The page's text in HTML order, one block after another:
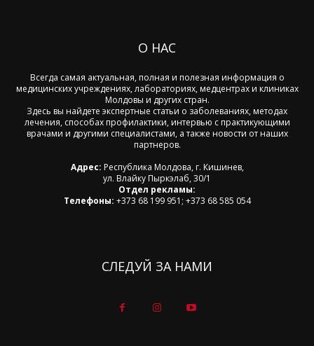
О НАС
Всегда самая актуальная, полная и полезная информация о
медицинских учреждениях, лабораториях, медцентрах и клиниках
Молдовы и других стран.
Здесь вы найдете экспертные статьи о заболеваниях, методах
лечения, способах профилактики, интервью с практикующими
врачами и другими специалистами, а также новости от наших
партнеров.
Адрес: Республика Молдова, г. Кишинев,
ул. Влайку Пыркэлаб, 30/1
Отдел рекламы:
Телефоны: +373 68 199 951; +373 68 585 054
СЛЕДУЙ ЗА НАМИ